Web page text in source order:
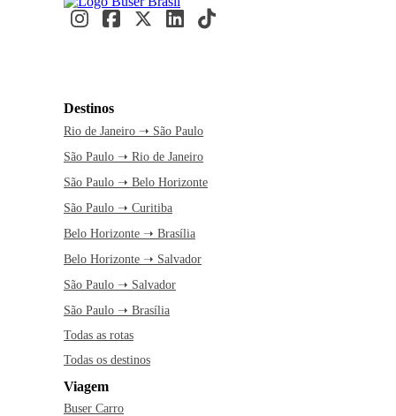
Destinos
Rio de Janeiro ➝ São Paulo
São Paulo ➝ Rio de Janeiro
São Paulo ➝ Belo Horizonte
São Paulo ➝ Curitiba
Belo Horizonte ➝ Brasília
Belo Horizonte ➝ Salvador
São Paulo ➝ Salvador
São Paulo ➝ Brasília
Todas as rotas
Todas os destinos
Viagem
Buser Carro